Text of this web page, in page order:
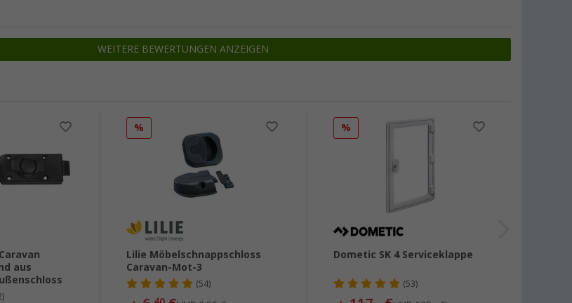
WEITERE BEWERTUNGEN ANZEIGEN
aus
%
Lilie Möbelschnappschloss
Caravan-Mot-3
(54)
%
Dometic SK 4 Serviceklappe
(53)